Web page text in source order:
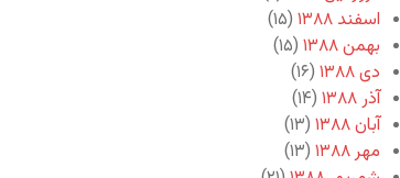
اسفند ۱۳۸۸
(۱۵)
بهمن ۱۳۸۸
(۱۵)
دی ۱۳۸۸
(۱۶)
آذر ۱۳۸۸
(۱۴)
آبان ۱۳۸۸
(۱۳)
مهر ۱۳۸۸
(۱۳)